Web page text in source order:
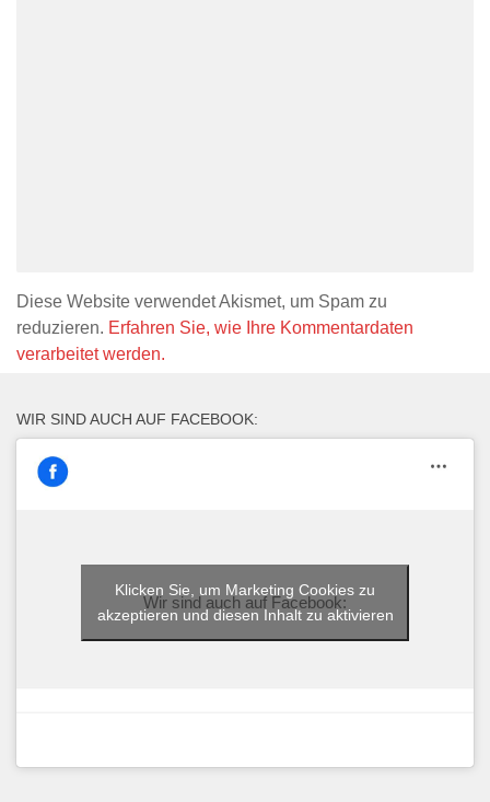
Diese Website verwendet Akismet, um Spam zu
reduzieren. Erfahren Sie, wie Ihre Kommentardaten
verarbeitet werden.
WIR SIND AUCH AUF FACEBOOK:
Wir sind auch auf Facebook:
Klicken Sie, um Marketing Cookies zu
akzeptieren und diesen Inhalt zu aktivieren